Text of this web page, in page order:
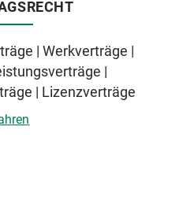
| Werkverträge |
|
| Lizenzverträge